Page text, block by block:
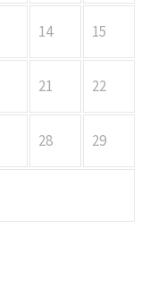
14 15
21 22
28 29